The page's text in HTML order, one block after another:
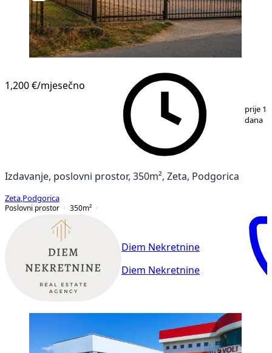
1,200 €/mjesečno
prije 18
dana
Izdavanje, poslovni prostor, 350m², Zeta, Podgorica
Zeta Podgorica
Poslovni prostor
350m²
Diem Nekretnine
Diem Nekretnine